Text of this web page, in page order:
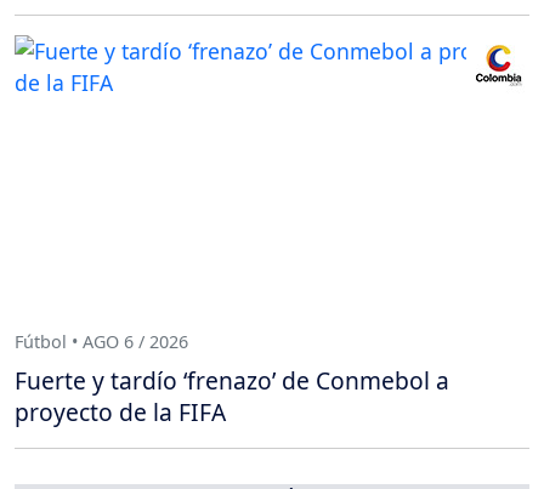
Fútbol • AGO 6 / 2026
Fuerte y tardío ‘frenazo’ de Conmebol a
proyecto de la FIFA